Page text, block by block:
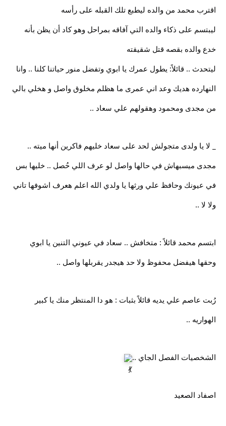
اقترب محمد من والده ليطبع تلك القبله على رأسه
ليبتسم على ذكاء والده التي آفاقه بمراحل وهو كاد أن يظن بأنه
خدع والده بقصه قتل شقيقته
ليتحدث .. قائلاً: يطول عمرك يا ابوي وتفضل منور حياتنا كلنا .. وانا
النهارده هديك وعد اني عمرى ما هظلم مخلوق واصل و هخلي بالي
من مجدى ومحمود وهقولهم علي سعاد ..
_ لا يا ولدى متجولش لحد على سعاد خليهم فاكرين أنها ميته ..
مجدى ميسبهاش في حالها واصل لو عرف اللي حُصل .. خليها بس
في عيونك وحافظ علي ورثها يا ولدي الله اعلم هعرف اشوفها تاني
ولا لا ..
ابتسم محمد قائلاً : متخافش .. سعاد في عيوني التنين يا ابوي
وحقها هيفضل محفوظ ولا حد هيجدر يقربلها واصل ..
رُبت عاصم علي يديه قائلاً بثبات : هو دا المنتظر منك يا كبير
الهواريه ..
الشخصيات الفصل الجاي ..
اصفاد الصعيد